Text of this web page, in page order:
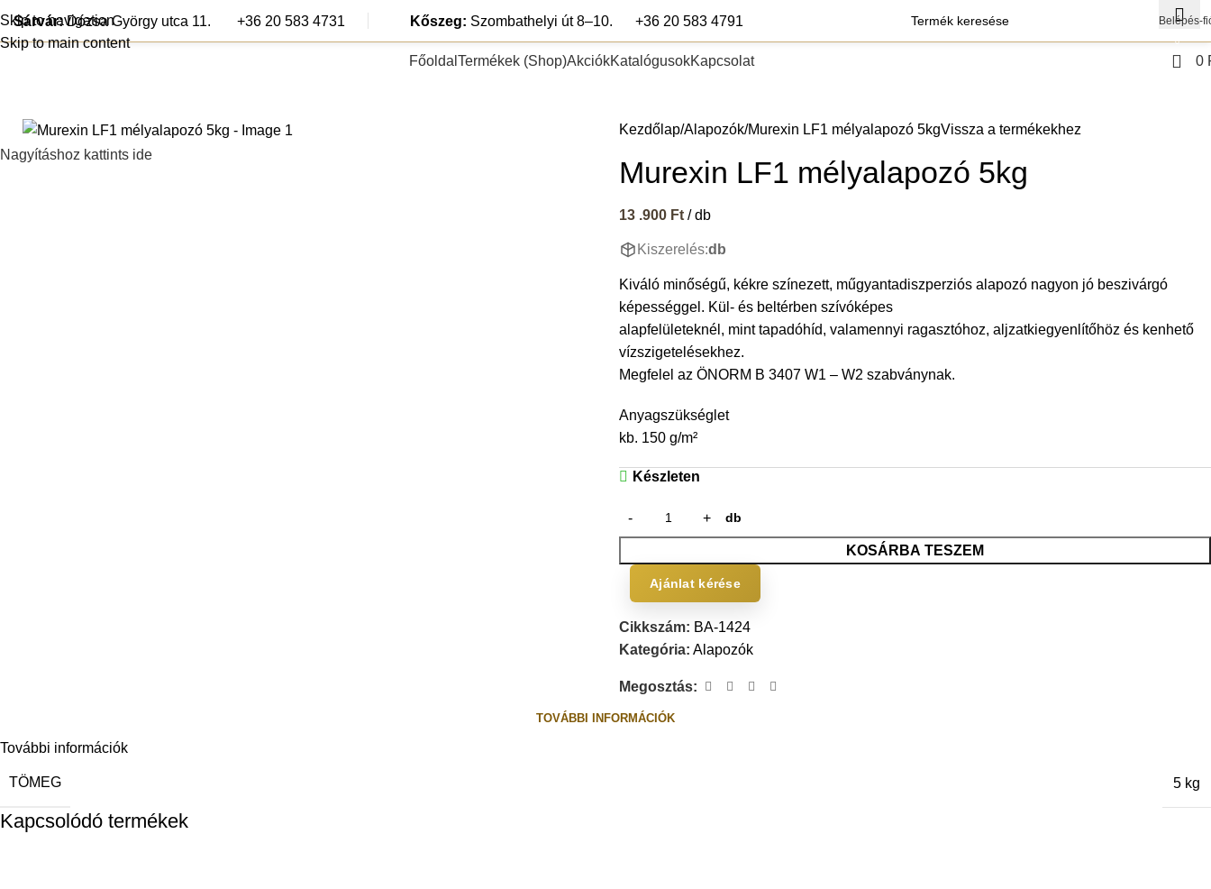
Skip to navigation
Skip to main content
Sárvár:Dózsa György utca 11. +36 20 583 4731 Kőszeg: Szombathelyi út 8–10. +36 20 583 4791 Belépés-
Főoldal Termékek (Shop)AkciókKatalógusokKapcsolat
0
0
Nagyításhoz kattints ide
Kezdőlap Alapozók Murexin LF1 mélyalapozó 5kgVissza a termékekhez
Murexin LF1 mélyalapozó 5kg
13 .900 Ft / db
Kiszerelés:db
Kiváló minőségű, kékre színezett, műgyantadiszperziós alapozó nagyon jó beszivárgó
képességgel. Kül- és beltérben szívóképes
alapfelületeknél, mint tapadóhíd, valamennyi ragasztóhoz, aljzatkiegyenlítőhöz és kenhető
vízszigetelésekhez.
Megfelel az ÖNORM B 3407 W1 – W2 szabványnak.
Anyagszükséglet
kb. 150 g/m²
Készleten
db
KOSÁRBA TESZEM
Ajánlat kérése
Cikkszám: BA-1424
Kategória: Alapozók
Megosztás:
TOVÁBBI INFORMÁCIÓK
További információk
TÖMEG 5 kg
Kapcsolódó termékek